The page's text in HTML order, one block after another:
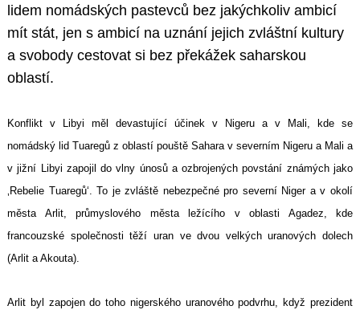
lidem nomádských pastevců bez jakýchkoliv ambicí
mít stát, jen s ambicí na uznání jejich zvláštní kultury
a svobody cestovat si bez překážek saharskou
oblastí.
Konflikt v Libyi měl devastující účinek v Nigeru a v Mali, kde se
nomádský lid Tuaregů z oblastí pouště Sahara v severním Nigeru a Mali a
v jižní Libyi zapojil do vlny únosů a ozbrojených povstání známých jako
‚Rebelie Tuaregů‘. To je zvláště nebezpečné pro severní Niger a v okolí
města Arlit, průmyslového města ležícího v oblasti Agadez, kde
francouzské společnosti těží uran ve dvou velkých uranových dolech
(Arlit a Akouta).
Arlit byl zapojen do toho nigerského uranového podvrhu, když prezident